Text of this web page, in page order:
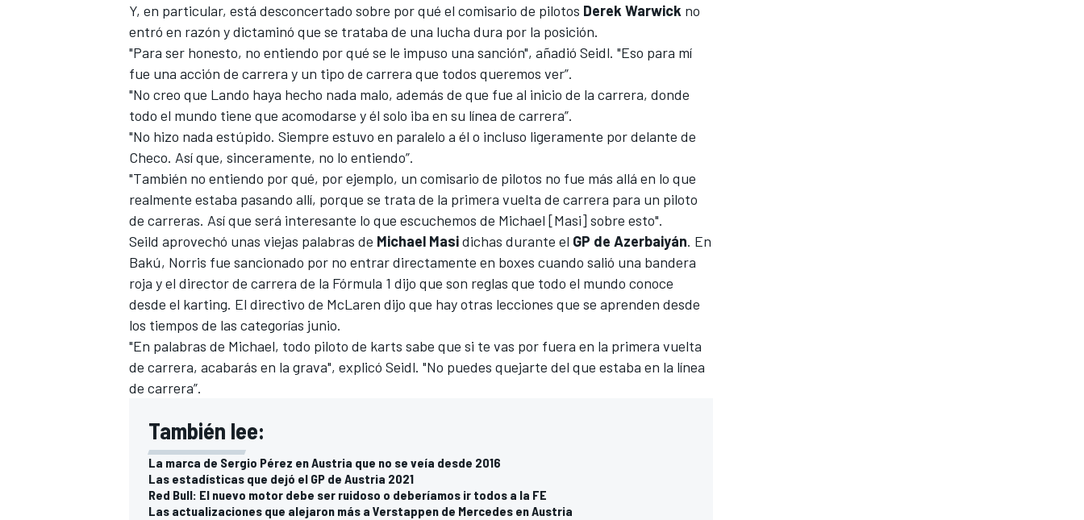
Y, en particular, está desconcertado sobre por qué el comisario de pilotos Derek Warwick no
entró en razón y dictaminó que se trataba de una lucha dura por la posición.
"Para ser honesto, no entiendo por qué se le impuso una sanción", añadió Seidl. "Eso para mí
fue una acción de carrera y un tipo de carrera que todos queremos ver”.
"No creo que Lando haya hecho nada malo, además de que fue al inicio de la carrera, donde
todo el mundo tiene que acomodarse y él solo iba en su línea de carrera”.
"No hizo nada estúpido. Siempre estuvo en paralelo a él o incluso ligeramente por delante de
Checo. Así que, sinceramente, no lo entiendo”.
"También no entiendo por qué, por ejemplo, un comisario de pilotos no fue más allá en lo que
realmente estaba pasando allí, porque se trata de la primera vuelta de carrera para un piloto
de carreras. Así que será interesante lo que escuchemos de Michael [Masi] sobre esto".
Seild aprovechó unas viejas palabras de Michael Masidichas durante el GP de Azerbaiyán. En
Bakú, Norris fue sancionado por no entrar directamente en boxes cuando salió una bandera
roja y el director de carrera de la Fórmula 1 dijo que son reglas que todo el mundo conoce
desde el karting. El directivo de McLaren dijo que hay otras lecciones que se aprenden desde
los tiempos de las categorías junio.
"En palabras de Michael, todo piloto de karts sabe que si te vas por fuera en la primera vuelta
de carrera, acabarás en la grava", explicó Seidl. "No puedes quejarte del que estaba en la línea
de carrera”.
También lee:
La marca de Sergio Pérez en Austria que no se veía desde 2016
Las estadísticas que dejó el GP de Austria 2021
Red Bull: El nuevo motor debe ser ruidoso o deberíamos ir todos a la FE
Las actualizaciones que alejaron más a Verstappen de Mercedes en Austria